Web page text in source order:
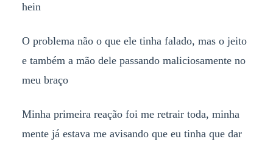
hein
O problema não o que ele tinha falado, mas o jeito
e também a mão dele passando maliciosamente no
meu braço
Minha primeira reação foi me retrair toda, minha
mente já estava me avisando que eu tinha que dar